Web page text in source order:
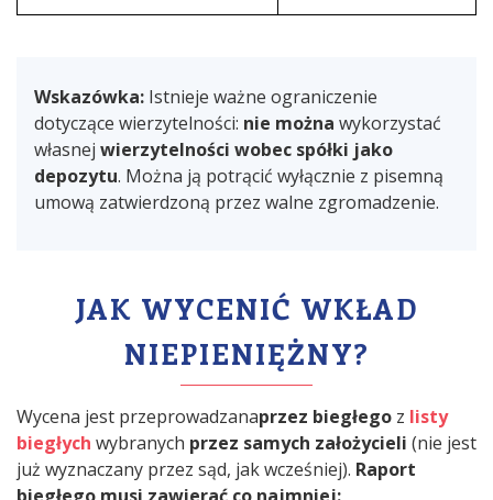
Wskazówka: Istnieje ważne ograniczenie
dotyczące wierzytelności: nie można wykorzystać
własnej wierzytelności wobec spółki jako
depozytu. Można ją potrącić wyłącznie z pisemną
umową zatwierdzoną przez walne zgromadzenie.
JAK WYCENIĆ WKŁAD
NIEPIENIĘŻNY?
Wycena jest przeprowadzanaprzez biegłego z listy
biegłych wybranych przez samych założycieli (nie jest
już wyznaczany przez sąd, jak wcześniej). Raport